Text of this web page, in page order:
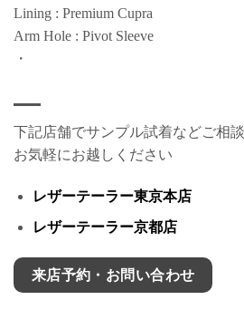
Lining : Premium Cupra
Arm Hole : Pivot Sleeve
・
下記店舗でサンプル試着などご相
お気軽にお越しください
レザーテーラー東京本店
レザーテーラー京都店
来店予約・お問い合わせ